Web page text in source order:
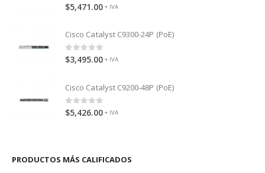
0out of 5
$5,471.00 + IVA
Cisco Catalyst C9300-24P (PoE)
0out of 5
$3,495.00 + IVA
Cisco Catalyst C9200-48P (PoE)
0out of 5
$5,426.00 + IVA
PRODUCTOS MÁS CALIFICADOS